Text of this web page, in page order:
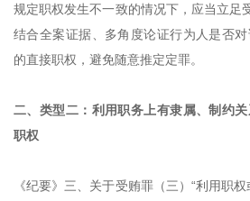
规定职权发生不一致的情况下，应当立足
结合全案证据、多角度论证行为人是否
的直接职权，避免随意推定定罪。
二、类型二：利用职务上有隶属、制约
职权
《纪要》三、关于受贿罪（三）“利用职